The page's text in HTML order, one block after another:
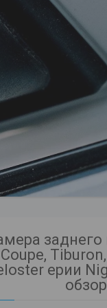
заднего
Coupe,
ерии